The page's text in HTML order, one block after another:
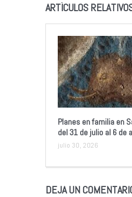
ARTÍCULOS
Planes en familia en
del 31 de julio al 6 de
julio 30, 2026
DEJA UN